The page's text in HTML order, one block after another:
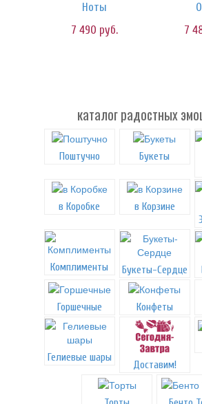
Ноты
7 490 руб.
7
каталог радостных
Поштучно
Букеты
в Коробке
в Корзине
Комплименты Букеты-Сердце
Горшечные Конфеты
Гелиевые шары
Доставим!